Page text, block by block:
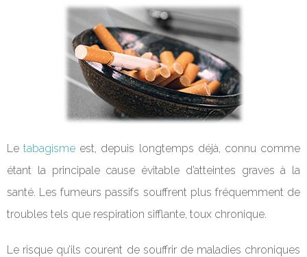
Letabagisme est, depuis longtemps déjà, connu comme
étant la principale cause évitable d’atteintes graves à la
santé. Les fumeurs passifs souffrent plus fréquemment de
troubles tels que respiration sifflante, toux chronique.
Le risque qu’ils courent de souffrir de maladies chroniques